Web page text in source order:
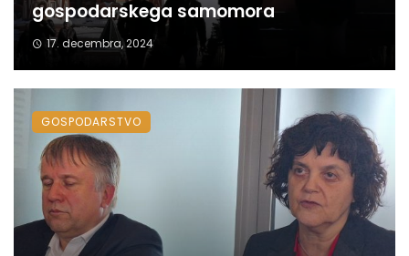
gospodarskega samomora
17. decembra, 2024
GOSPODARSTVO